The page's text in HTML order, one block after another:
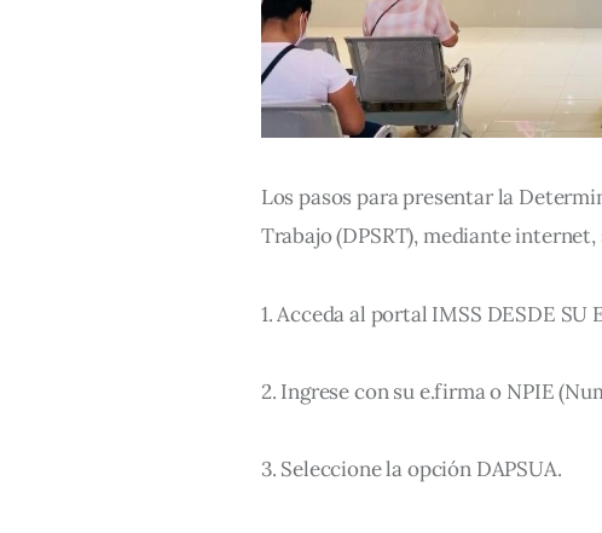
Los pasos para presentar la
Trabajo (DPSRT), mediante internet,
1. Acceda al portal IMSS DESDE SU
2. Ingrese con su e.firma o NPIE
3. Seleccione la opción DAPSUA.